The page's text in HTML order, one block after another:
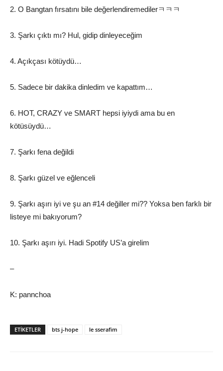
2. O Bangtan fırsatını bile değerlendiremedilerㅋㅋㅋ
3. Şarkı çıktı mı? Hul, gidip dinleyeceğim
4. Açıkçası kötüydü…
5. Sadece bir dakika dinledim ve kapattım…
6. HOT, CRAZY ve SMART hepsi iyiydi ama bu en
kötüsüydü…
7. Şarkı fena değildi
8. Şarkı güzel ve eğlenceli
9. Şarkı aşırı iyi ve şu an #14 değiller mi?? Yoksa ben farklı bir
listeye mi bakıyorum?
10. Şarkı aşırı iyi. Hadi Spotify US’a girelim
–
K: pannchoa
ETIKETLER bts j-hope le sserafim